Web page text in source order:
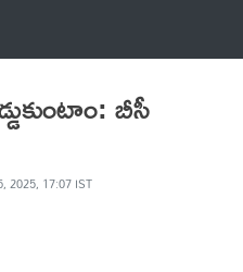
బీసీ
2025, 17:07 IST